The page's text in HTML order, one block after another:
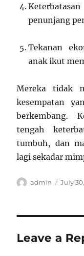
penunjang
Tekanan
anak ikut
Mereka tidak
kesempatan
berkembang.
tengah
tumbuh, dan
lagi sekadar
Author
admin
Posted
July
Leave a